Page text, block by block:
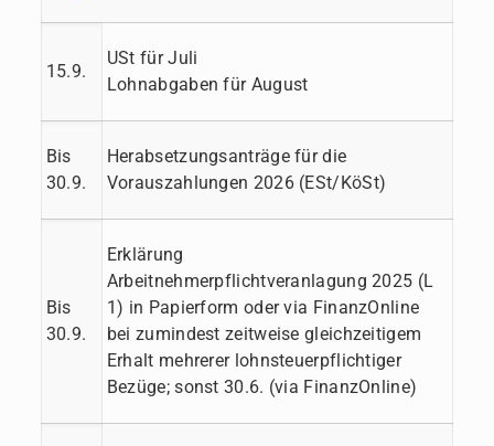
15.9.
USt für Juli
Lohnabgaben für August
Bis
30.9.
Herabsetzungsanträge für die
Vorauszahlungen 2026 (ESt/KöSt)
Bis
30.9.
Erklärung
Arbeitnehmerpflichtveranlagung 2025 (L
1) in Papierform oder via FinanzOnline
bei zumindest zeitweise gleichzeitigem
Erhalt mehrerer lohnsteuerpflichtiger
Bezüge; sonst 30.6. (via FinanzOnline)